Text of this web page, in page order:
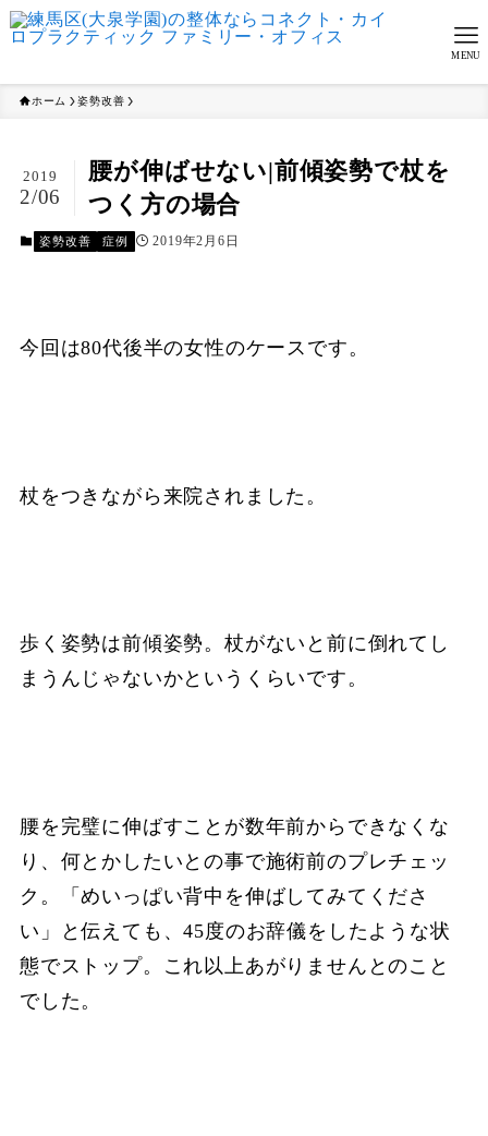
MENU
ホーム 姿勢改善
腰が伸ばせない|前傾姿勢で杖を
つく方の場合
2019
2/06
姿勢改善 症例 2019年2月6日
今回は80代後半の女性のケースです。
杖をつきながら来院されました。
歩く姿勢は前傾姿勢。杖がないと前に倒れてし
まうんじゃないかというくらいです。
腰を完璧に伸ばすことが数年前からできなくな
り、何とかしたいとの事で施術前のプレチェッ
ク。「めいっぱい背中を伸ばしてみてくださ
い」と伝えても、45度のお辞儀をしたような状
態でストップ。これ以上あがりませんとのこと
でした。